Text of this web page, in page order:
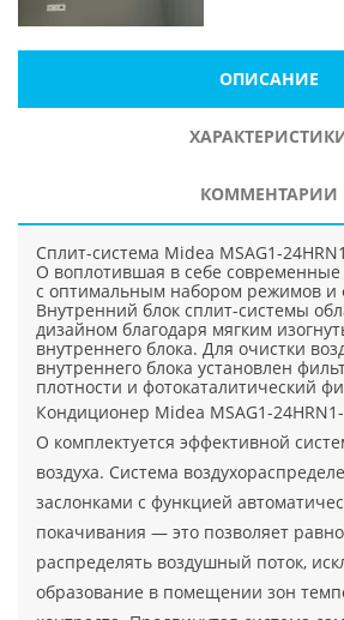
ОПИСАНИЕ
КОММЕНТАРИИ
Сплит-система Midea MSAG1-
O воплотившая в себе современные
с оптимальным набором режимов и
Внутренний блок сплит-системы
дизайном благодаря мягким
внутреннего блока. Для очистки
внутреннего блока установлен
плотности и фотокаталитический
Кондиционер Midea MSAG1-
O комплектуется эффективной
воздуха. Система
заслонками с функцией
покачивания — это позволяет
распределять воздушный поток,
образование в помещении зон